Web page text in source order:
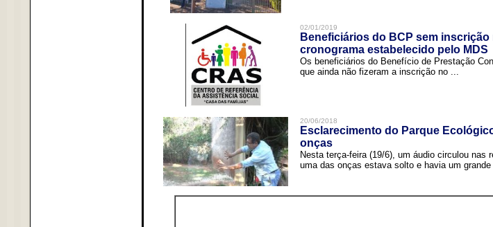
02/01/2019
Beneficiários do BCP sem
cronograma estabelecido pelo MDS
Os beneficiários do Benefício de Prestação
que ainda não fizeram a inscrição no ...
20/06/2018
Esclarecimento do Parque
onças
Nesta terça-feira (19/6), um áudio circulou nas
uma das onças estava solto e havia um